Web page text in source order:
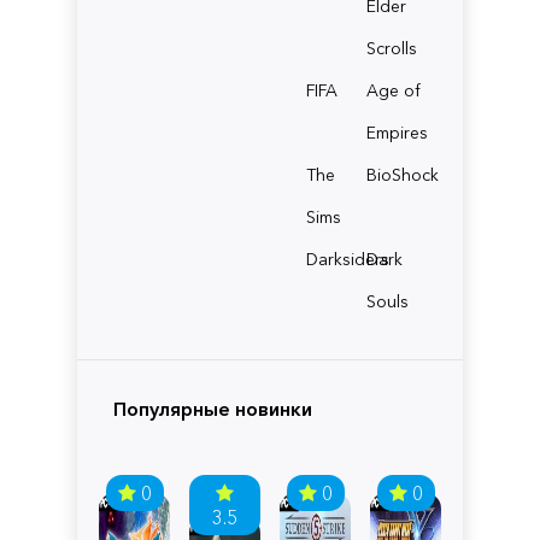
Elder
Scrolls
FIFA
Age of
Empires
The
Sims
BioShock
Darksiders
Dark
Souls
Популярные новинки
0
3.5
0 0